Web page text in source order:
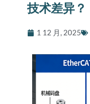
技术差异？
1 12 月, 2025